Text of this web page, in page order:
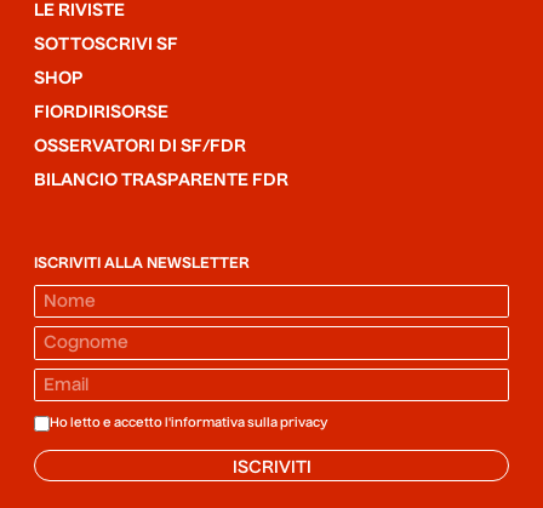
LE RIVISTE
SOTTOSCRIVI SF
SHOP
FIORDIRISORSE
OSSERVATORI DI SF/FDR
BILANCIO TRASPARENTE FDR
ISCRIVITI ALLA NEWSLETTER
Ho letto e accetto l'informativa sulla privacy
ISCRIVITI